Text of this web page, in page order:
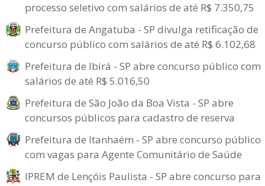
processo seletivo com salários de até R$ 7.350,75
Prefeitura de Angatuba - SP divulga retificação de
concurso público com salários de até R$ 6.102,68
Prefeitura de Ibirá - SP abre concurso público com
salários de até R$ 5.016,50
Prefeitura de São João da Boa Vista - SP abre
concursos públicos para cadastro de reserva
Prefeitura de Itanhaém - SP abre concurso público
com vagas para Agente Comunitário de Saúde
IPREM de Lençóis Paulista - SP abre concurso para